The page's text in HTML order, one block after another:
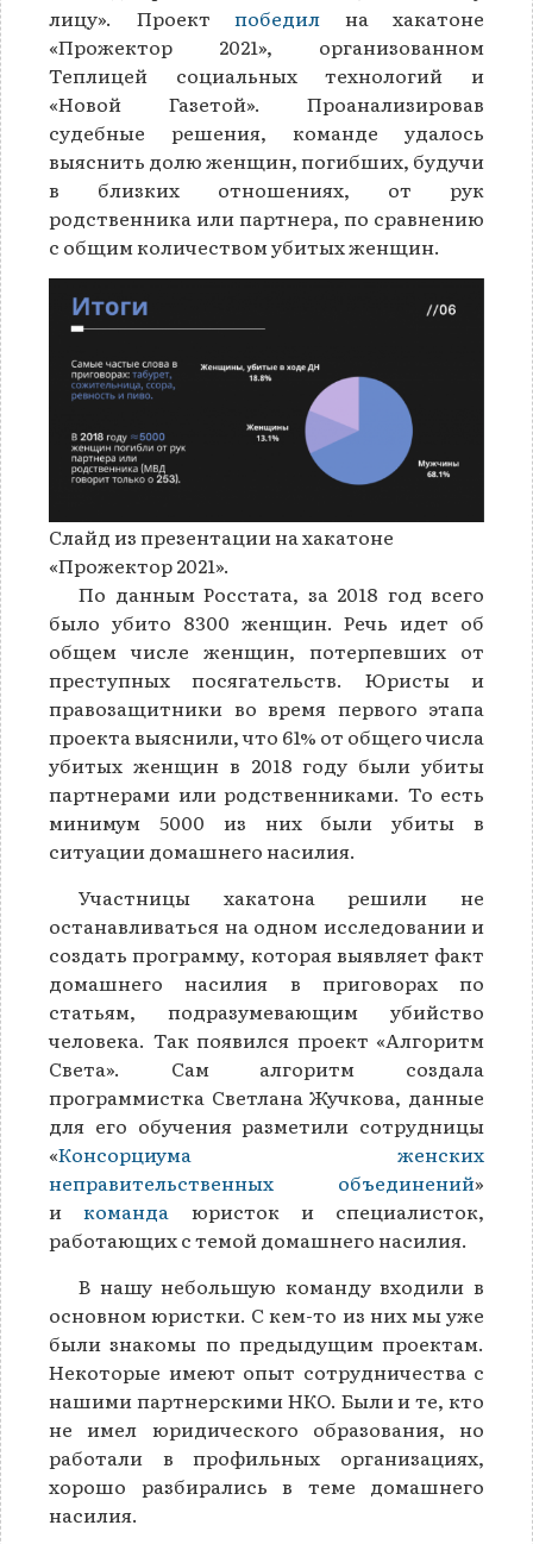
лицу». Проект победил на хакатоне
«Прожектор 2021», организованном
Теплицей социальных технологий и
«Новой Газетой». Проанализировав
судебные решения, команде удалось
выяснить долю женщин, погибших, будучи
в близких отношениях, от рук
родственника или партнера, по сравнению
с общим количеством убитых женщин.
Слайд из презентации на хакатоне
«Прожектор 2021».
По данным Росстата, за 2018 год всего
было убито 8300 женщин. Речь идет об
общем числе женщин, потерпевших от
преступных посягательств. Юристы и
правозащитники во время первого этапа
проекта выяснили, что 61% от общего числа
убитых женщин в 2018 году были убиты
партнерами или родственниками. То есть
минимум 5000 из них были убиты в
ситуации домашнего насилия.
Участницы хакатона решили не
останавливаться на одном исследовании и
создать программу, которая выявляет факт
домашнего насилия в приговорах по
статьям, подразумевающим убийство
человека. Так появился проект «Алгоритм
Света». Сам алгоритм создала
программистка Светлана Жучкова, данные
для его обучения разметили сотрудницы
«Консорциума женских
неправительственных объединений»
икоманда юристок и специалисток,
работающих с темой домашнего насилия.
В нашу небольшую команду входили в
основном юристки. С кем-то из них мы уже
были знакомы по предыдущим проектам.
Некоторые имеют опыт сотрудничества с
нашими партнерскими НКО. Были и те, кто
не имел юридического образования, но
работали в профильных организациях,
хорошо разбирались в теме домашнего
насилия.